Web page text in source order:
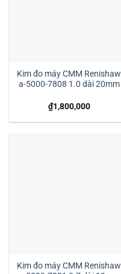
Kim đo máy CMM Renishaw
a-5000-7808 1.0 dài 20mm
₫1,800,000
Kim đo máy CMM Renishaw